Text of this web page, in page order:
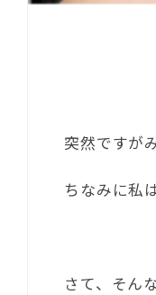
突然ですが
ちなみに私
さて、そん